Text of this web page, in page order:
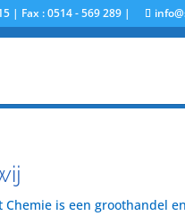
| Fax : 0514 - 569 289 |
Chemie is een groothandel